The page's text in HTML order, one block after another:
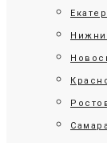
Самара